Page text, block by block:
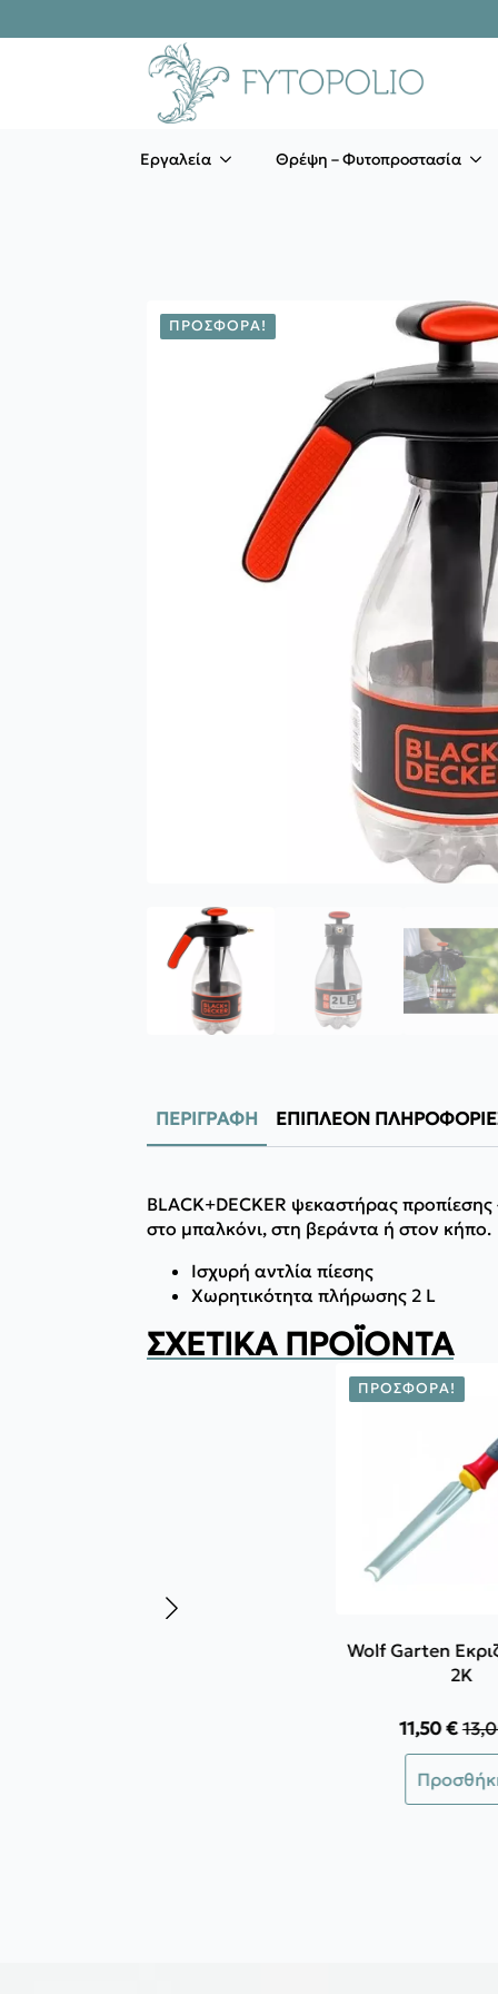
Εργαλεία Θρέψη – Φυτοπροστασία
ΠΡΟΣΦΟΡΆ!
ΠΕΡΙΓΡΑΦΉ ΕΠΙΠΛΈΟΝ
BLACK+DECKER ψεκαστήρας
στο μπαλκόνι, στη βεράντα ή στον κήπο.
Ισχυρή αντλία πίεσης
Χωρητικότητα πλήρωσης 2 L
ΣΧΕΤΙΚΆ ΠΡΟΪΌΝΤΑ
ΠΡΟΣΦΟΡΆ!
Wolf Garten
2K
was:
11,50€Η
τιμή